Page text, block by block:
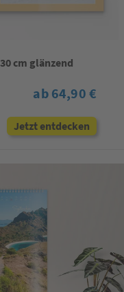
cm glänzend
ab 64,90 €
Jetzt entdecken